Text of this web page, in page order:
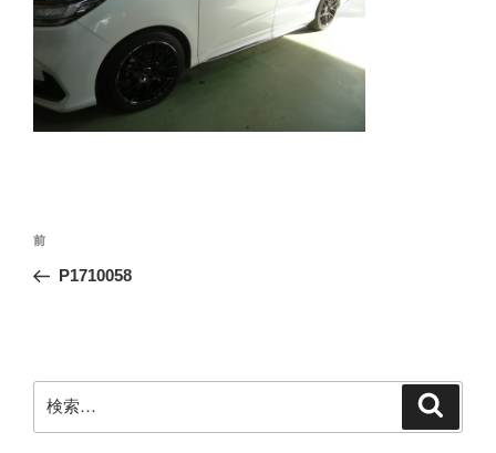
投
ナ
ー
シ
前
の
前
P1710058
索: